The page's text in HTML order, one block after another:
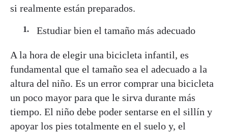
si realmente están preparados.
Estudiar bien el tamaño más adecuado
A la hora de elegir una bicicleta infantil, es
fundamental que el tamaño sea el adecuado a la
altura del niño. Es un error comprar una bicicleta
un poco mayor para que le sirva durante más
tiempo. El niño debe poder sentarse en el sillín y
apoyar los pies totalmente en el suelo y, el